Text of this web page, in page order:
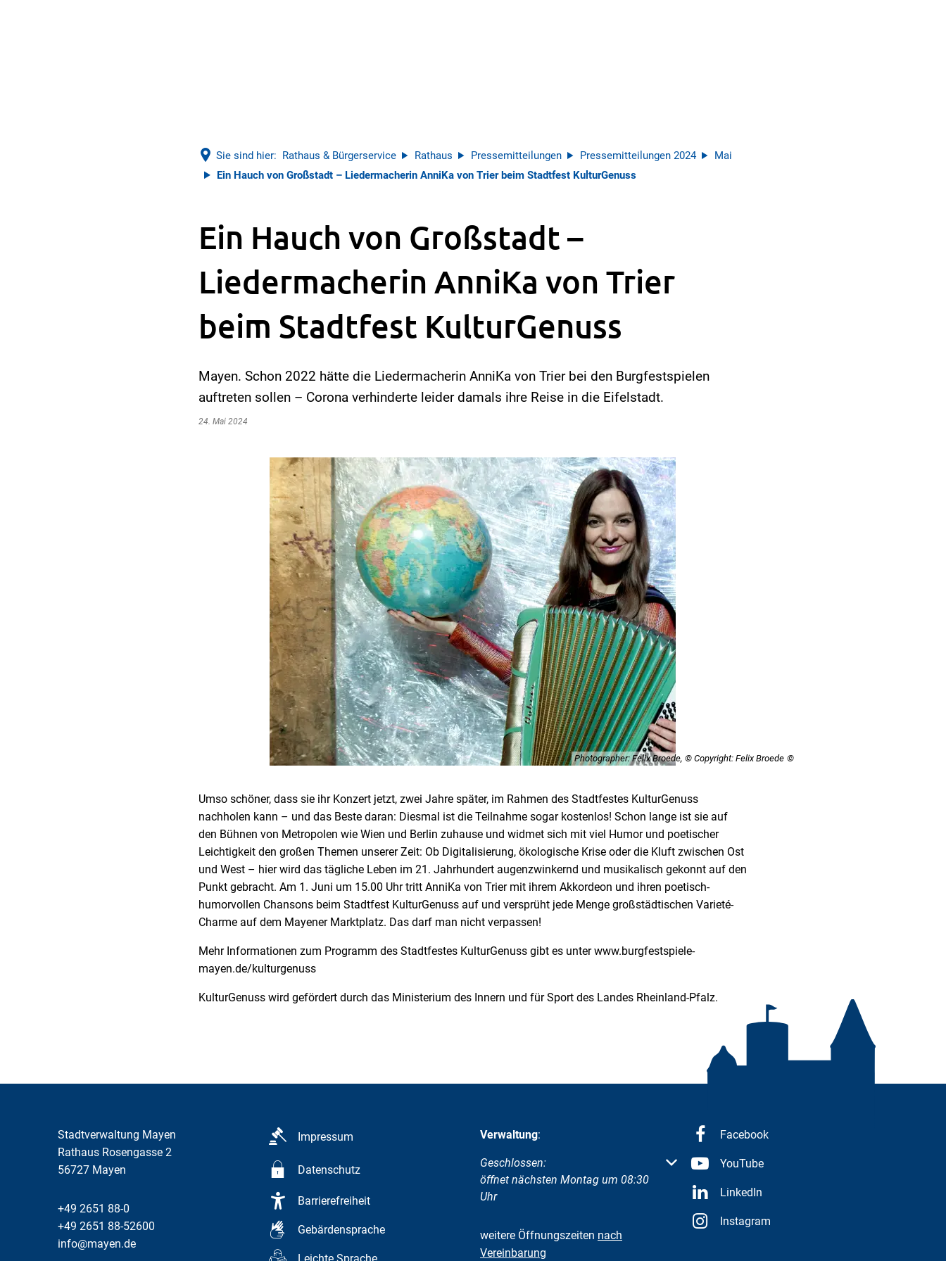
Sie sind hier: Rathaus & Bürgerservice Rathaus Pressemitteilungen Pressemitteilungen 2024
Mai
Ein Hauch von Großstadt – Liedermacherin AnniKa von Trier beim Stadtfest KulturGenuss
Ein Hauch von Großstadt –
Liedermacherin AnniKa von Trier
beim Stadtfest KulturGenuss
Mayen. Schon 2022 hätte die Liedermacherin AnniKa von Trier bei den Burgfestspielen
auftreten sollen – Corona verhinderte leider damals ihre Reise in die Eifelstadt.
24. Mai 2024
Photographer: Felix Broede, © Copyright: Felix Broede
Umso schöner, dass sie ihr Konzert jetzt, zwei Jahre später, im Rahmen des Stadtfestes KulturGenuss
nachholen kann – und das Beste daran: Diesmal ist die Teilnahme sogar kostenlos! Schon lange ist sie auf
den Bühnen von Metropolen wie Wien und Berlin zuhause und widmet sich mit viel Humor und poetischer
Leichtigkeit den großen Themen unserer Zeit: Ob Digitalisierung, ökologische Krise oder die Kluft zwischen Ost
und West – hier wird das tägliche Leben im 21. Jahrhundert augenzwinkernd und musikalisch gekonnt auf den
Punkt gebracht. Am 1. Juni um 15.00 Uhr tritt AnniKa von Trier mit ihrem Akkordeon und ihren poetisch-
humorvollen Chansons beim Stadtfest KulturGenuss auf und versprüht jede Menge großstädtischen Varieté-
Charme auf dem Mayener Marktplatz. Das darf man nicht verpassen!
Mehr Informationen zum Programm des Stadtfestes KulturGenuss gibt es unter www.burgfestspiele-
mayen.de/kulturgenuss
KulturGenuss wird gefördert durch das Ministerium des Innern und für Sport des Landes Rheinland-Pfalz.
Stadtverwaltung Mayen
Rathaus Rosengasse 2
56727 Mayen
+49 2651 88-0
+49 2651 88-52600
info@mayen.de
Impressum
Datenschutz
Barrierefreiheit
Gebärdensprache
Verwaltung:
Klicken, um weitere Öffnungs- oder Schließzeiten auszublenden
Geschlossen:
öffnet nächsten Montag um 08:30
Uhr
weitere Öffnungszeiten nach
Vereinbarung
Facebook
YouTube
LinkedIn
Instagram